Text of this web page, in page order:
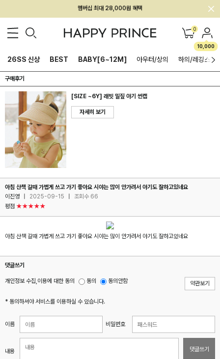
회원전용 아울렛, 가입하면 ~60% 할인!
멤버십 최대 28,000원 혜택 0
10,000
26SS 신상 BEST BABY[6~12M] 아우터/상의 하의/레깅스
구매후기
[SIZE ~6Y] 래빗 밀짚 아기 썬캡
자세히 보기
아침 산책 갈때 가볍게 쓰고 가기 좋아요 시야는 많이 안가려서 아기도 잘하고있네요
이진영
2025-09-15
조회수 66
평점 ★★★★★
아침 산책 갈때 가볍게 쓰고 가기 좋아요 시야는 많이 안가려서 아기도 잘하고있네요
댓글쓰기
개인정보 수집,이용에 대한 동의 동의 동의안함 약관보기
* 동의하셔야 서비스를 이용하실 수 있습니다.
이름 비밀번호
내용 댓글쓰기